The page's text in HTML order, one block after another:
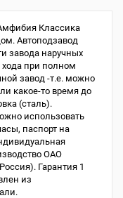
Классика
Автоподзавод
завода наручных
при полном
завод -т.е. можно
какое-то время до
(сталь).
использовать
паспорт на
ОАО
Гарантия 1
из